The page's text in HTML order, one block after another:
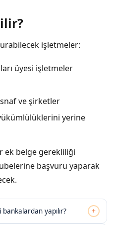
işletmeler:
üyesi işletmeler
ve şirketler
yerine
ek belge gerekliliği
başvuru yaparak
yapılır? +